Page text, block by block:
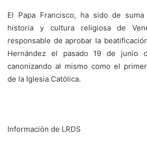
El Papa Francisco, ha sido de
historia y cultura religiosa de
responsable de aprobar la
Hernández el pasado 19 de junio
canonizando al mismo como el
de la Iglesia Católica.
Información de LRDS